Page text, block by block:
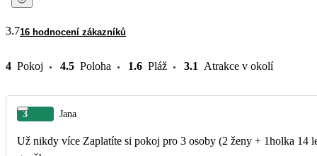
3.716 hodnocení zákazníků
4 Pokoj 4.5 Poloha 1.6 Pláž 3.1 Atrakce v okolí
3 Jana
Už nikdy více Zaplatíte si pokoj pro 3 osoby (2 ženy + 1holka 14